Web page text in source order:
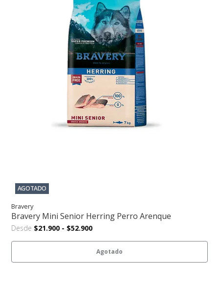
AGOTADO
Bravery
Bravery Mini Senior Herring Perro Arenque
Desde $21.900 - $52.900
Agotado